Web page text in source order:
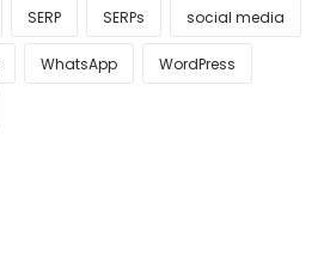
SERP SERPs social media
WhatsApp WordPress